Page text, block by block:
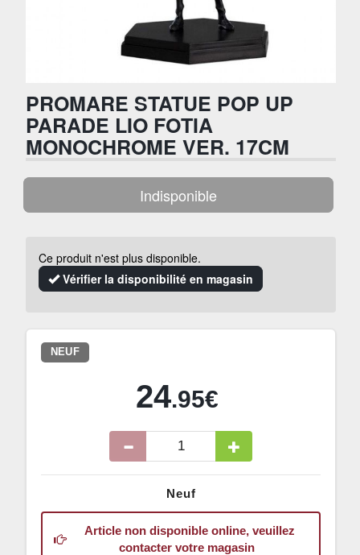
PROMARE STATUE POP UP
PARADE LIO FOTIA
MONOCHROME VER. 17CM
Indisponible
Ce produit n'est plus disponible.
Vérifier la disponibilité en magasin
NEUF
24.95€
Neuf
Article non disponible online, veuillez
contacter votre magasin